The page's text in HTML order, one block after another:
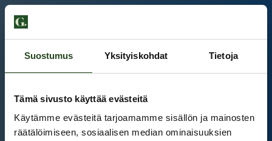
Suostumus Yksityiskohdat Tietoja
Tämä sivusto käyttää evästeitä
Käytämme evästeitä tarjoamamme sisällön ja mainosten
räätälöimiseen, sosiaalisen median ominaisuuksien